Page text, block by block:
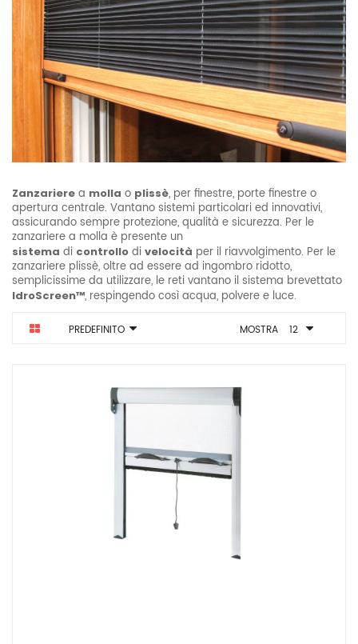
Zanzariere a molla o plissè, per finestre, porte finestre o
apertura centrale. Vantano sistemi particolari ed innovativi,
assicurando sempre protezione, qualità e sicurezza. Per le
zanzariere a molla è presente un
sistema di controllo di velocità per il riavvolgimento. Per le
zanzariere plissè, oltre ad essere ad ingombro ridotto,
semplicissime da utilizzare, le reti vantano il sistema brevettato
IdroScreen™, respingendo così acqua, polvere e luce.
PREDEFINITO MOSTRA 12